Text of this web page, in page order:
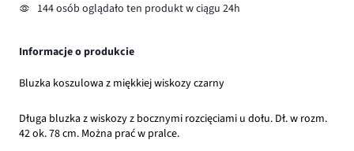
144 osób oglądało ten produkt w ciągu 24h
Informacje o produkcie
Bluzka koszulowa z miękkiej wiskozy czarny
Długa bluzka z wiskozy z bocznymi rozcięciami u dołu. Dł. w rozm.
42 ok. 78 cm. Można prać w pralce.